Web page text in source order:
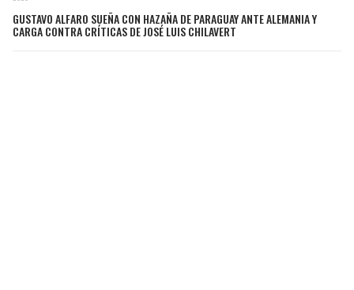
GUSTAVO ALFARO SUEÑA CON HAZAÑA DE PARAGUAY ANTE ALEMANIA Y
CARGA CONTRA CRÍTICAS DE JOSÉ LUIS CHILAVERT